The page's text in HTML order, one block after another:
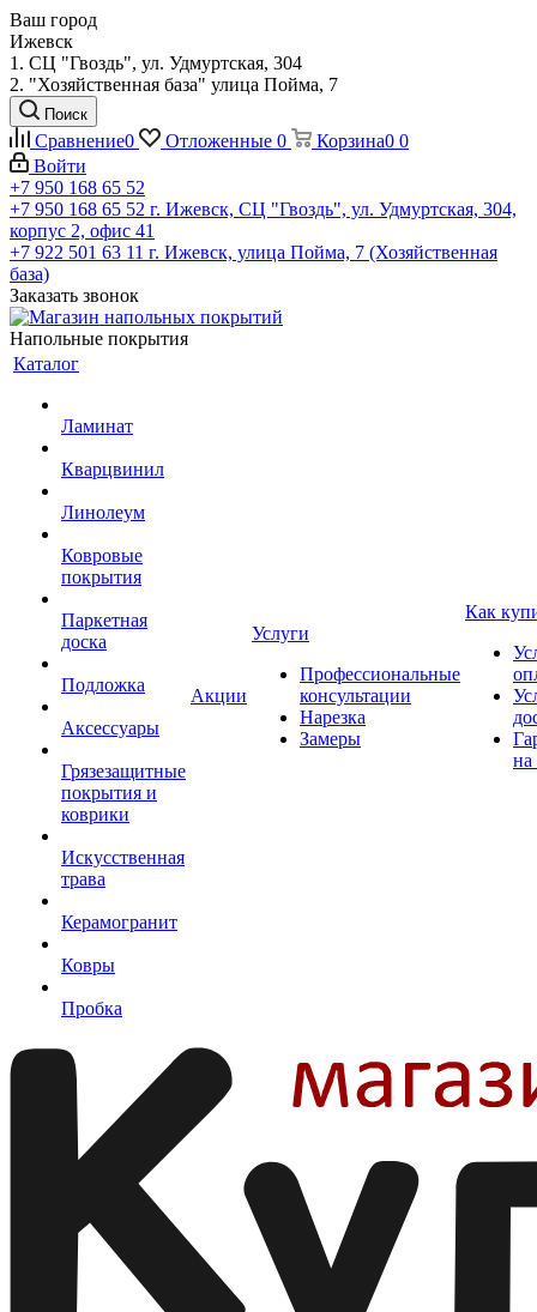
Ваш город
Ижевск
1. СЦ "Гвоздь", ул. Удмуртская, 304
2. "Хозяйственная база" улица Пойма, 7
Поиск
Сравнение0 Отложенные 0 Корзина0 0
Войти
+7 950 168 65 52
+7 950 168 65 52 г. Ижевск, СЦ "Гвоздь", ул. Удмуртская, 304,
корпус 2, офис 41
+7 922 501 63 11 г. Ижевск, улица Пойма, 7 (Хозяйственная
база)
Заказать звонок
Напольные покрытия
Каталог
Ламинат
Кварцвинил
Линолеум
Ковровые
покрытия
Паркетная
доска
Подложка
Аксессуары
Грязезащитные
покрытия и
коврики
Искусственная
трава
Керамогранит
Ковры
Пробка
Акции
Услуги
Профессиональные
консультации
Нарезка
Замеры
Как
на